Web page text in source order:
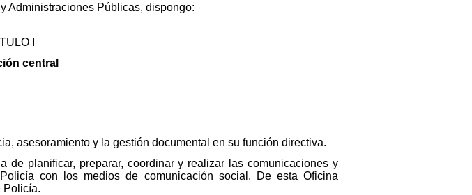
Administraciones Públicas, dispongo:
I
central
asesoramiento y la gestión documental en su función directiva.
de planificar, preparar, coordinar y realizar las comunicaciones y
con los medios de comunicación social. De esta Oficina
Policía.